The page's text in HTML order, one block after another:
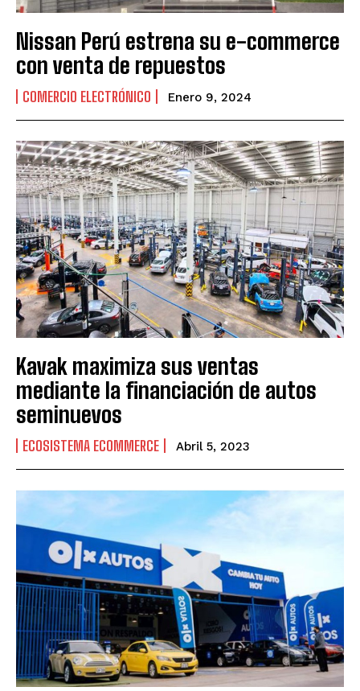
Nissan Perú estrena su e-commerce
con venta de repuestos
COMERCIO ELECTRÓNICO Enero 9, 2024
Kavak maximiza sus ventas
mediante la financiación de autos
seminuevos
ECOSISTEMA ECOMMERCE Abril 5, 2023